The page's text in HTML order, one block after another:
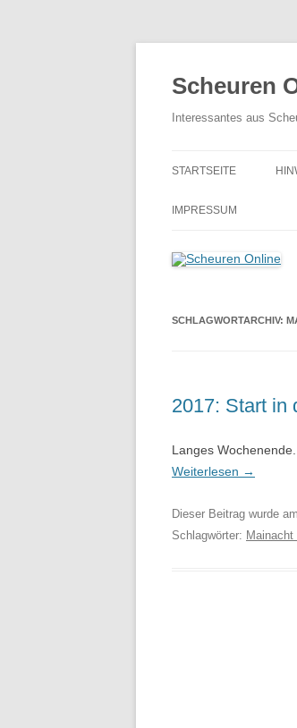
Scheuren
Interessantes aus
STARTSEITE
IMPRESSUM
SCHLAGWORTARCHIV:
2017: Start in
Langes
Weiterlesen →
Dieser Beitrag wurde am
Schlagwörter: Mainacht